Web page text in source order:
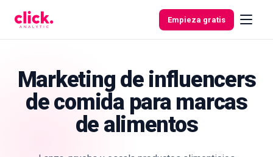
Empieza gratis
Funcionalidades
Herramientas
Marketing de influencers
de comida para marcas
de alimentos